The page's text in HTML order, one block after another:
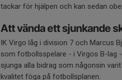
tackar för hjälpen och kan sedan
Att vända ett sjunkande
IK Virgo låg i division 7 och Marcus
som fotbollsspelare - i Virgos B-lag
sjunga alla bidrag som någonsin
kvalitet föga på fotbollsplanen.